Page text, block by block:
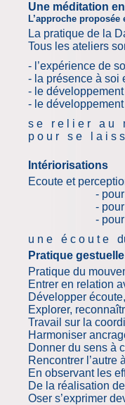
Une méditation
L’approche proposée
La pratique de la
Tous les ateliers
- l’expérience de
- la présence à soi
- le
- le
s e r e l i e r a u
p o u r s e l a i s
u n e d
Intériorisations
Ecoute et
- pour entrer
- pour
- pour s'ouvrir
u n e é c o u t e
Pratique
Pratique du
Entrer en relation
Développer
Explorer,
Travail sur la
Harmoniser
Donner du sens à
Rencontrer l’autre
En observant les
De la réalisation
Oser s’exprimer